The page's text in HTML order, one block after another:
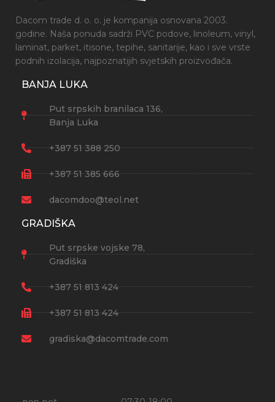
Dacom trade d. o. o. je kompanija osnovana 2003.
godine. Naša ponuda sadrži PVC podove, linoleum, vinyl,
laminat, parket, itisone, tepihe, sanitarije, kao i sve vrste
podnih izolacija, najpoznatijih svjetskih proizvođača.
BANJA LUKA
Put srpskih branilaca 136,
Banja Luka
+387 51 388 250
+387 51 385 666
dacomdoo@teol.net
GRADIŠKA
Put srpske vojske 78,
Gradiška
+387 51 813 424
+387 51 813 424
gradiska@dacomtrade.com